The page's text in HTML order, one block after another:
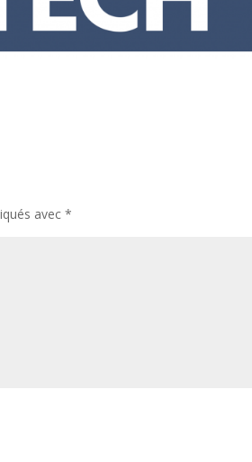
avec*